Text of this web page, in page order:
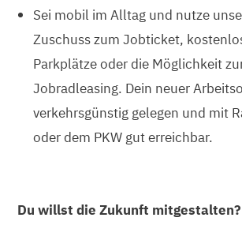
Sei mobil im Alltag und nutze
Zuschuss zum Jobticket,
Parkplätze oder die Möglichkeit
Jobradleasing. Dein neuer
verkehrsgünstig gelegen und mit
oder dem PKW gut erreichbar.
Du willst die Zukunft mitgestalten?